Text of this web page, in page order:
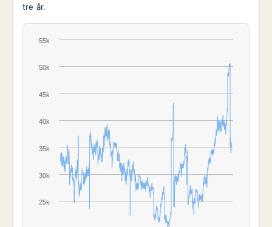
tre år.
25k
30k
35k
40k
45k
50k
55k